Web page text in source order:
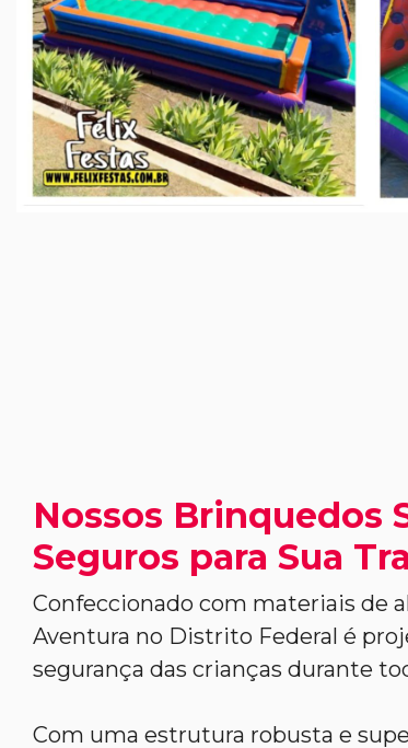
Nossos Brinquedos
Seguros para Sua
Confeccionado com materiais de
Aventura no Distrito Federal é
segurança das crianças durante
Com uma estrutura robusta e